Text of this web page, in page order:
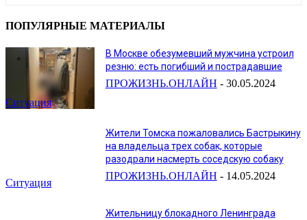
ПОПУЛЯРНЫЕ МАТЕРИАЛЫ
Ситуация
В Москве обезумевший мужчина устроил
резню: есть погибший и пострадавшие
ПРОЖИЗНЬ.ОНЛАЙН - 30.05.2024
Ситуация
Жители Томска пожаловались Бастрыкину
на владельца трех собак, которые
разодрали насмерть соседскую собаку
ПРОЖИЗНЬ.ОНЛАЙН - 14.05.2024
Жительницу блокадного Ленинграда